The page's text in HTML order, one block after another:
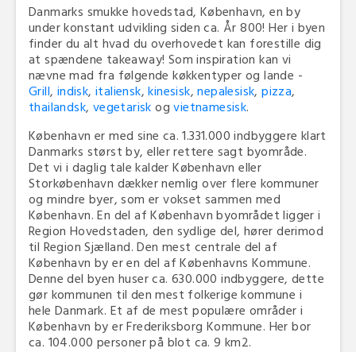
Danmarks smukke hovedstad, København, en by
under konstant udvikling siden ca. År 800! Her i byen
finder du alt hvad du overhovedet kan forestille dig
at spændene takeaway! Som inspiration kan vi
nævne mad fra følgende køkkentyper og lande -
Grill, indisk,italiensk,kinesisk,nepalesisk,pizza,
thailandsk, vegetarisk ogvietnamesisk.
København er med sine ca. 1.331.000 indbyggere klart
Danmarks størst by, eller rettere sagt byområde.
Det vi i daglig tale kalder København eller
Storkøbenhavn dækker nemlig over flere kommuner
og mindre byer, som er vokset sammen med
København. En del af København byområdet ligger i
Region Hovedstaden, den sydlige del, hører derimod
til Region Sjælland. Den mest centrale del af
København by er en del af Københavns Kommune.
Denne del byen huser ca. 630.000 indbyggere, dette
gør kommunen til den mest folkerige kommune i
hele Danmark. Et af de mest populære områder i
København by er Frederiksborg Kommune. Her bor
ca. 104.000 personer på blot ca. 9 km2.